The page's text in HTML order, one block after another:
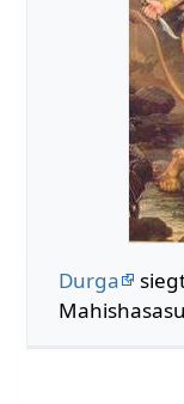
Durga